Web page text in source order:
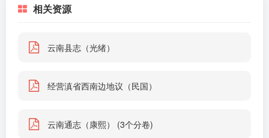
相关资源
云南县志（光绪）
经营滇省西南边地议（民国）
云南通志（康熙） (3个分卷)